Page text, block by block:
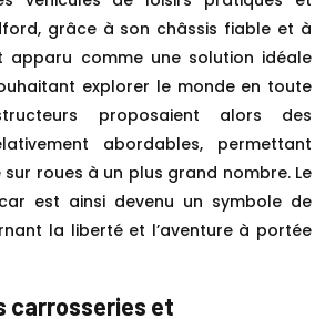
grâce à son châssis fiable et à
apparu comme une solution idéale
explorer le monde en toute
proposaient alors des
abordables, permettant
sur roues à un plus grand nombre. Le
est ainsi devenu un symbole de
la liberté et l’aventure à portée
carrosseries et